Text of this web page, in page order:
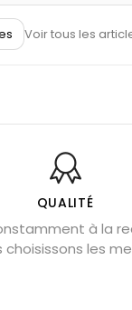
un bracelet de
et ses pierres
– pierre des
faite pour moi ?
apaisante
: vertus et
Voir tous les
QUALITÉ
à la
les